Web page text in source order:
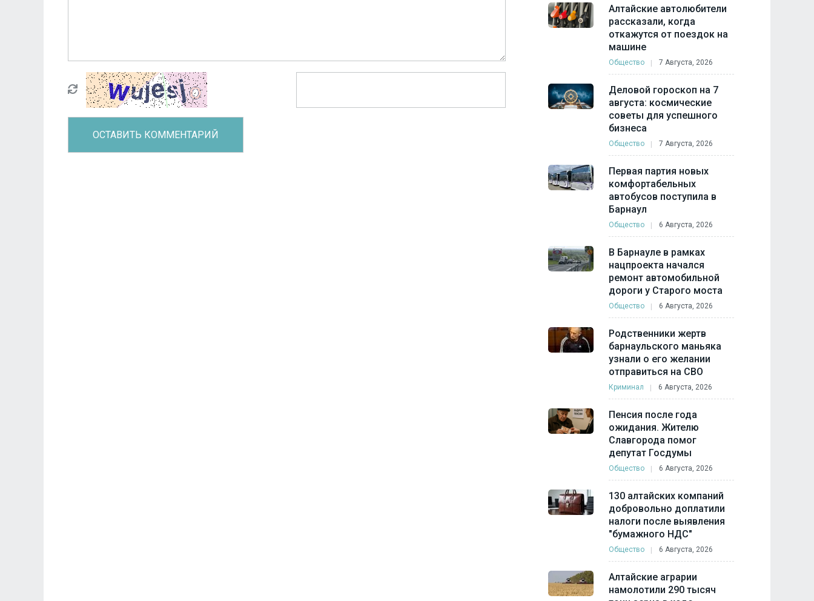
Алтайские автолюбители
рассказали, когда
откажутся от поездок на
машине
Общество 7 Августа, 2026
Деловой гороскоп на 7
августа: космические
советы для успешного
бизнеса
Общество 7 Августа, 2026
Первая партия новых
комфортабельных
автобусов поступила в
Барнаул
Общество 6 Августа, 2026
В Барнауле в рамках
нацпроекта начался
ремонт автомобильной
дороги у Старого моста
Общество 6 Августа, 2026
Родственники жертв
барнаульского маньяка
узнали о его желании
отправиться на СВО
Криминал 6 Августа, 2026
Пенсия после года
ожидания. Жителю
Славгорода помог
депутат Госдумы
Общество 6 Августа, 2026
130 алтайских компаний
добровольно доплатили
налоги после выявления
"бумажного НДС"
Общество 6 Августа, 2026
Алтайские аграрии
намолотили 290 тысяч